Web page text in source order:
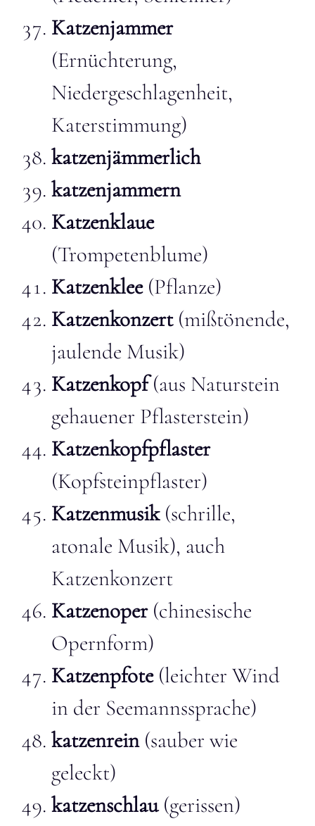
Katzenjammer
(Ernüchterung,
Niedergeschlagenheit,
Katerstimmung)
katzenjämmerlich
katzenjammern
Katzenklaue
(Trompetenblume)
Katzenklee(Pflanze)
Katzenkonzert(mißtönende,
jaulende Musik)
Katzenkopf(aus Naturstein
gehauener Pflasterstein)
Katzenkopfpflaster
(Kopfsteinpflaster)
Katzenmusik(schrille,
atonale Musik), auch
Katzenkonzert
Katzenoper(chinesische
Opernform)
Katzenpfote(leichter Wind
in der Seemannssprache)
katzenrein(sauber wie
geleckt)
katzenschlau(gerissen)